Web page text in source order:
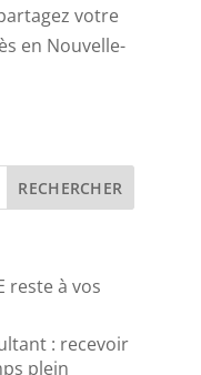
votre
en Nouvelle-
reste à vos
: recevoir
plein